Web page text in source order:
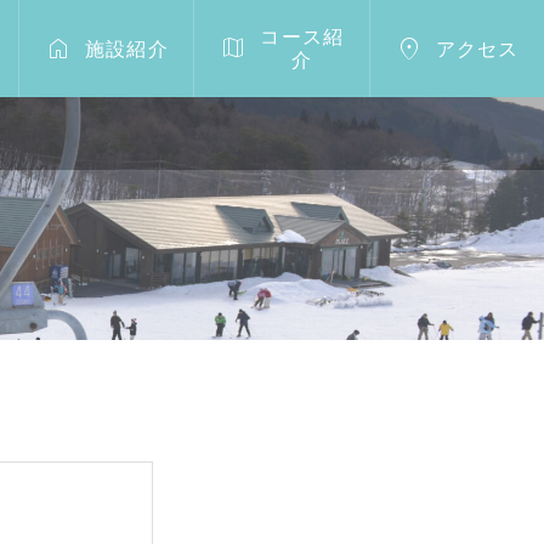
 施設紹介 
コース紹
介
 アクセス